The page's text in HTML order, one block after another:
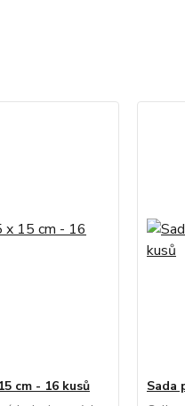
cm - 16 kusů
Sada